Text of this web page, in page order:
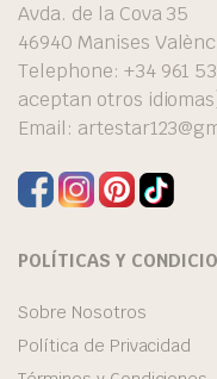
Avda. de la Cova 35
46940 Manises
Telephone: +34 961
aceptan otros
Email:
POLÍTICAS Y
Sobre Nosotros
Política de Privacidad